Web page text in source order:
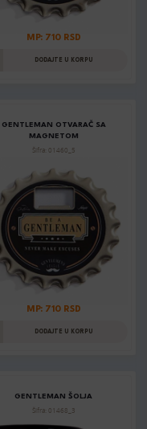
MP: 710 RSD
DODAJTE U KORPU
GENTLEMAN OTVARAČ SA
MAGNETOM
Šifra: 01460_5
MP: 710 RSD
DODAJTE U KORPU
GENTLEMAN ŠOLJA
Šifra: 01468_3